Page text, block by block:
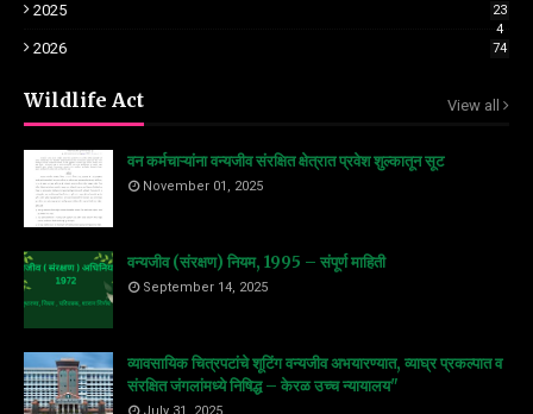
2025
23
4
2026 74
Wildlife Act View all
वन कर्मचाऱ्यांना वन्यजीव संरक्षित क्षेत्रात प्रवेश शुल्कातून सूट
November 01, 2025
वन्यजीव (संरक्षण) नियम, 1995 – संपूर्ण माहिती
September 14, 2025
व्यावसायिक चित्रपटांचे शूटिंग वन्यजीव अभयारण्यात, व्याघ्र प्रकल्पात व
संरक्षित जंगलांमध्ये निषिद्ध – केरळ उच्च न्यायालय"